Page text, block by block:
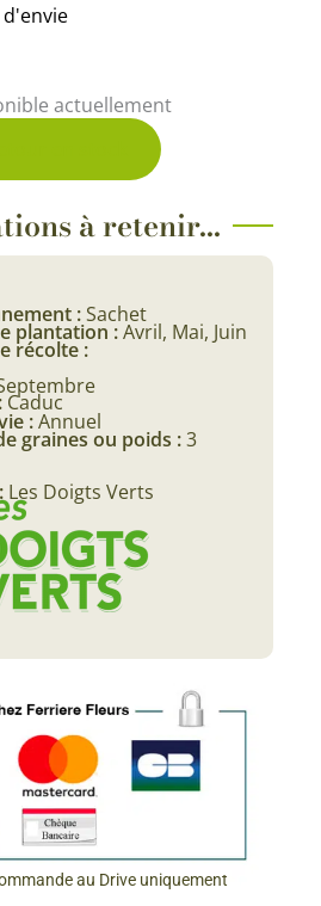
actuellement
à retenir...
:Sachet
plantation :Avril, Mai, Juin
récolte :
Caduc
:Annuel
graines ou poids :3
Les Doigts Verts
au Drive uniquement